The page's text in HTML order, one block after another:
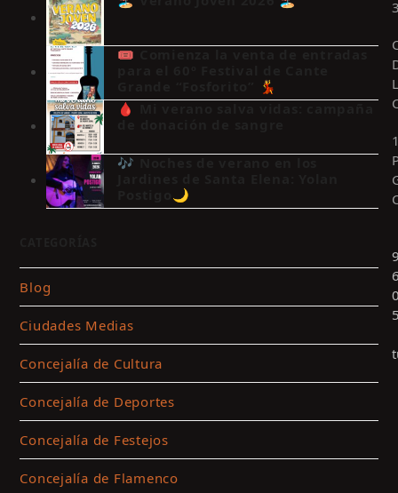
🎟️ Comienza la venta de entradas
Grande “Fosforito” 💃
🩸 Mi verano salva vidas: campaña
🎶 Noches de verano en los
Postigo🌙
Blog
Ciudades Medias
Concejalía de Cultura
Concejalía de Deportes
Concejalía de Festejos
Concejalía de Flamenco